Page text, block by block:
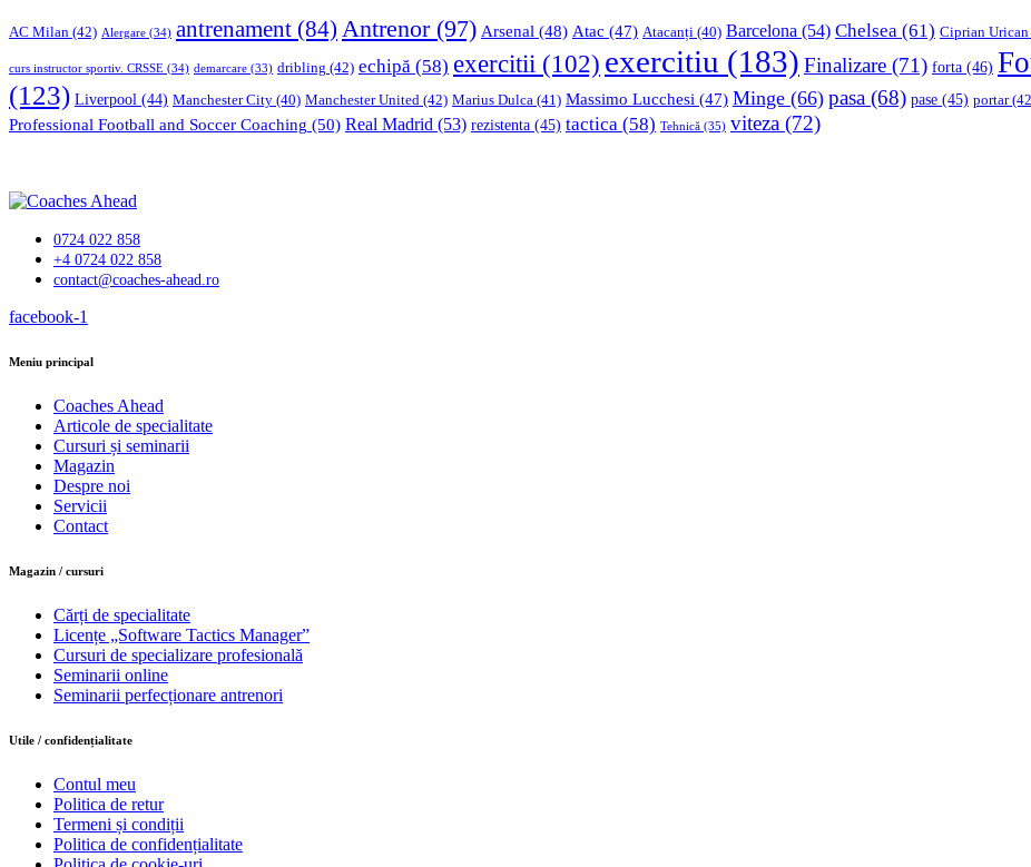
AC Milan (42) Alergare (34) antrenament (84) Antrenor(97) Arsenal (48) Atac (47) Atacanți (40) Barcelona (54) Chelsea (61) Ciprian Urican
curs instructor sportiv. CRSSE (34) demarcare (33) dribling (42) echipă (58) exercitii (102) exercitiu (183) Finalizare (71) forta (46)
(123) Liverpool (44) Manchester City (40) Manchester United (42) Marius Dulca (41) Massimo Lucchesi (47) Minge (66) pasa (68) pase (45) portar
Professional Football and Soccer Coaching (50) Real Madrid (53) rezistenta (45) tactica (58) Tehnică (35) viteza (72)
0724 022 858
+4 0724 022 858
contact@coaches-ahead.ro
facebook-1
Meniu principal
Coaches Ahead
Articole de specialitate
Cursuri și seminarii
Magazin
Despre noi
Servicii
Contact
Magazin / cursuri
Cărți de specialitate
Licențe „Software Tactics Manager”
Cursuri de specializare profesională
Seminarii online
Seminarii perfecționare antrenori
Utile / confidențialitate
Contul meu
Politica de retur
Termeni și condiții
Politica de confidențialitate